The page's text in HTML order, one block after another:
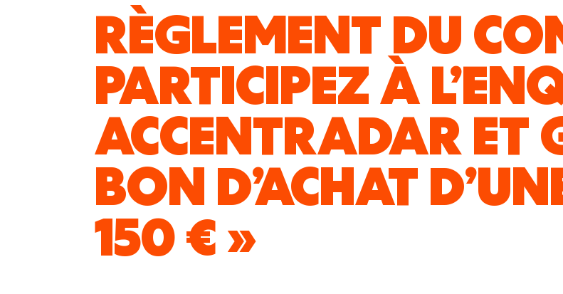
RÈGLEMENT DU
PARTICIPEZ À
ACCENTRADAR ET
BON D’ACHAT
150 € »